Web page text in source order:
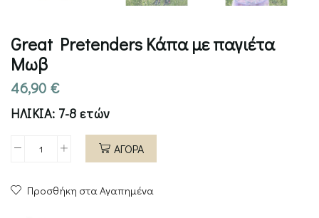
Great Pretenders Κάπα με παγιέτα
Μωβ
46,90 €
ΗΛΙΚΙΑ: 7-8 ετών
Great
Κάπα
ΑΓΟΡΑ
Προσθήκη στα Αγαπημένα